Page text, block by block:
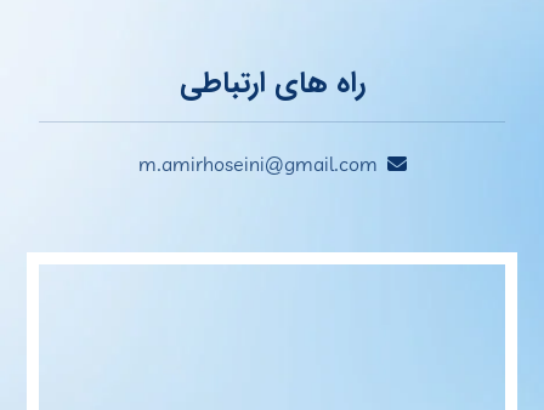
راه های ارتباطی
m.amirhoseini@gmail.com